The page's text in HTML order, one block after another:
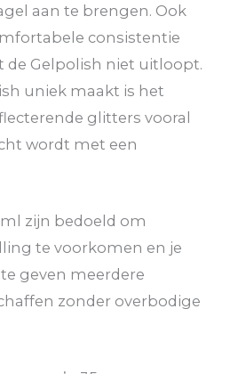
aan te brengen. Ook
consistentie
de Gelpolish niet uitloopt.
uniek maakt is het
glitters vooral
wordt met een
ml zijn bedoeld om
te voorkomen en je
geven meerdere
zonder overbodige